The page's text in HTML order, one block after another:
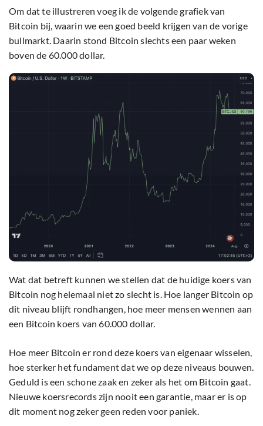
Om dat te illustreren voeg ik de volgende grafiek van
Bitcoin bij, waarin we een goed beeld krijgen van de vorige
bullmarkt. Daarin stond Bitcoin slechts een paar weken
boven de 60.000 dollar.
Wat dat betreft kunnen we stellen dat de huidige koers van
Bitcoin nog helemaal niet zo slecht is. Hoe langer Bitcoin op
dit niveau blijft rondhangen, hoe meer mensen wennen aan
een Bitcoin koers van 60.000 dollar.
Hoe meer Bitcoin er rond deze koers van eigenaar wisselen,
hoe sterker het fundament dat we op deze niveaus bouwen.
Geduld is een schone zaak en zeker als het om Bitcoin gaat.
Nieuwe koersrecords zijn nooit een garantie, maar er is op
dit moment nog zeker geen reden voor paniek.